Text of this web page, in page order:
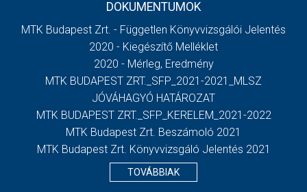
DOKUMENTUMOK
MTK Budapest Zrt. - Független Könyvvizsgálói Jelentés
2020 - Kiegészítő Melléklet
2020 - Mérleg, Eredmény
MTK BUDAPEST ZRT._SFP_2021-2021_MLSZ
JÓVÁHAGYÓ HATÁROZAT
MTK BUDAPEST ZRT._SFP_KERELEM_2021-2022
MTK Budapest Zrt. Beszámoló 2021
MTK Budapest Zrt. Könyvvizsgáló Jelentés 2021
TOVÁBBIAK